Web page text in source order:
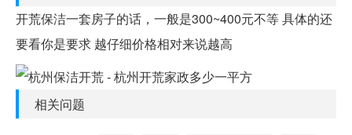
开荒保洁一套房子的话，一般是300~400元不等 具体的还
要看你是要求 越仔细价格相对来说越高
相关问题